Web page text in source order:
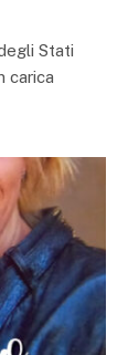
Stati
carica